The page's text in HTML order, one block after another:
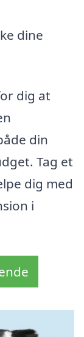
dine
dig at
din
Tag et
dig med
i